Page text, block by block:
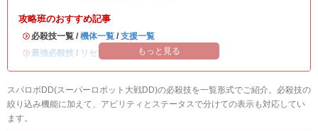
攻略班のおすすめ記事
・必殺技一覧 / 機体一覧 / 支援一覧
・最強必殺技 / リセマラ当たりランキング
もっと見る
スパロボDD(スーパーロボット大戦DD)の必殺技を一覧形式でご紹介。必殺技の
絞り込み機能に加えて、アビリティとステータスで分けての表示も対応してい
ます。